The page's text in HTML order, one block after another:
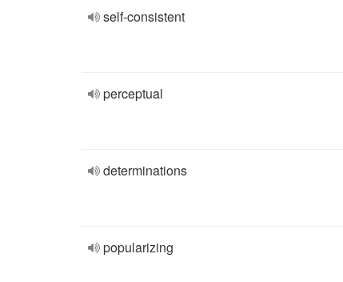
self-consistent
perceptual
determinations
popularizing